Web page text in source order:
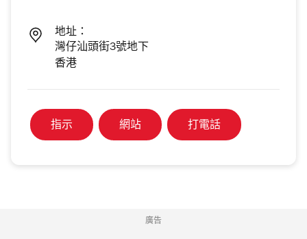
地址：
灣仔汕頭街3號地下
香港
指示 網站 打電話
廣告